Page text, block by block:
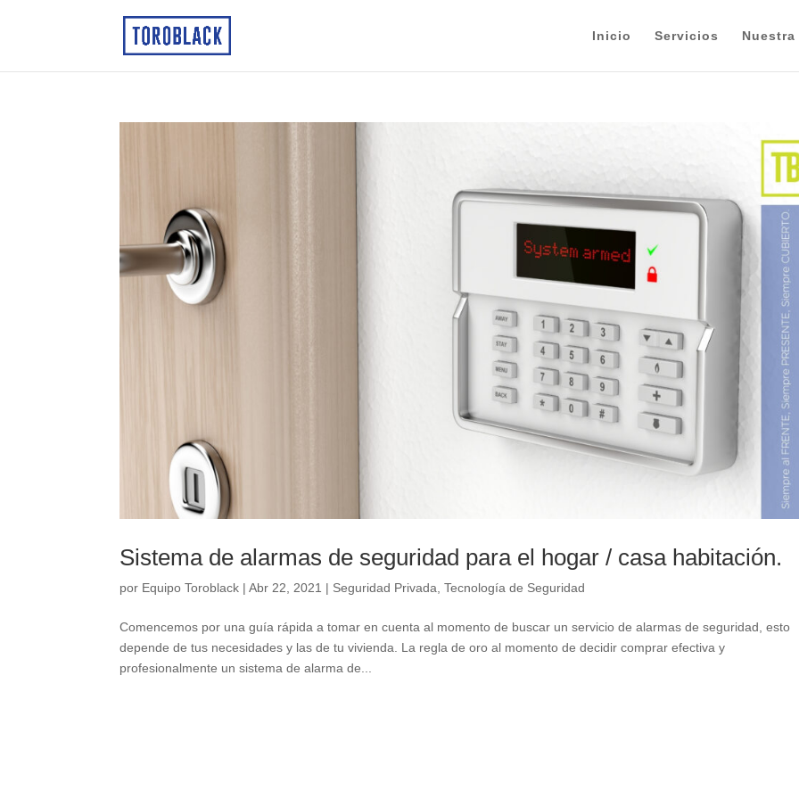
Inicio Servicios Nuestra
Sistema de alarmas de seguridad para el hogar / casa habitación.
por Equipo Toroblack |Abr 22, 2021 | Seguridad Privada ,Tecnología de Seguridad
Comencemos por una guía rápida a tomar en cuenta al momento de buscar un servicio de alarmas de seguridad, esto
depende de tus necesidades y las de tu vivienda. La regla de oro al momento de decidir comprar efectiva y
profesionalmente un sistema de alarma de...